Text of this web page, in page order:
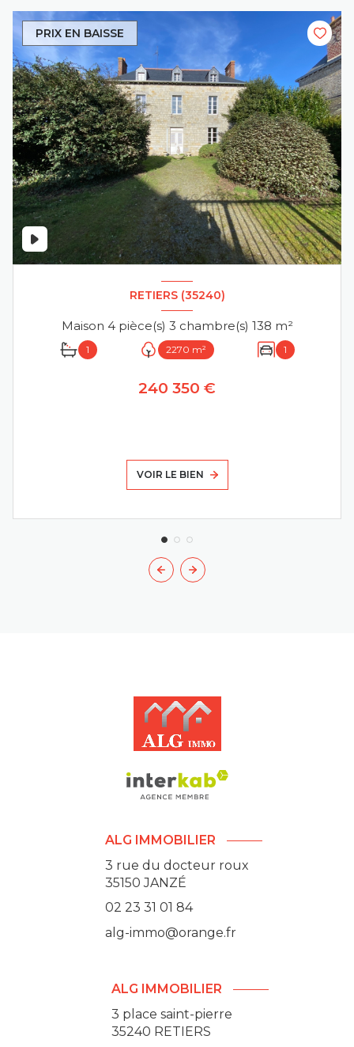
PRIX EN BAISSE
RETIERS (35240)
Maison 4 pièce(s) 3 chambre(s) 138 m²
1 2270 m² 1
240 350 €
VOIR LE BIEN
ALG IMMOBILIER
3 rue du docteur roux
35150JANZÉ
02 23 31 01 84
alg-immo@orange.fr
ALG IMMOBILIER
3 place saint-pierre
35240 RETIERS